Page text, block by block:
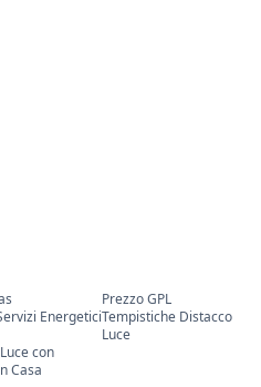
Prezzo GPL
EnergeticiTempistiche Distacco
Luce
con
Casa